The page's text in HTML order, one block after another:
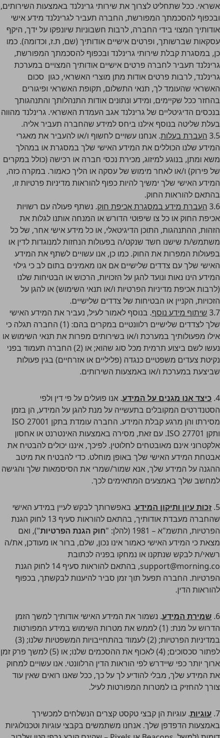
אשראי. ככל שתחליט לצרוך את שירותי גרינלנד באמצעות השירותים,
ובכפוף להסכמתך המפורשת, החברה תעביר לגרינלנד מידע אישי
אודותיך המצוי בידי החברה, לרבות חשבוניות שיונפקו על ידך, היקף
עסקאות שברשותך, ופרטים אישיים אודותיך (שם, ת.ז, וכדומה). כמו
כן, במסגרת קבלת שירותי גרינלנד ובכפוף להסכמתך המפורשת,
גרינלנד תעביר לחברה פרטים אישיים אודותיך המצויים במערכת
גרינלנד, לרבות פרטים אודות מתן מוצרי האשראי, כגון סכום
האשראי שהעומד לך, תנאי התשלום, תקופת האשראי ופיגורים
בהחזר ככל שקיימים, ומידע ונתונים אודות התנהלותך והתנהגותך
בנכסים הדיגיטליים של גרינלנד אגב העמדת האשראי. גרינלנד מהווה
בעלת שליטה בנוסף אילנו ביחס למידע שהחברה תעביר אליה.
3.5 העברת בעלות. אנחנו עשויים לחשוף ו/או להעביר את מאגרי
המידע שלנו הכוללים את המידע האישי שלך במסגרת או במהלך
משא ומתן, בנוגע למיזוג, מכירת נכסי חברה או רכישה (כולל במקרים
של פירוק) ו/או לאחר מימוש של עסקה או הליך כאמור. במקרה כזה,
המידע האישי שלך ימשיך להיות כפוף להוראות מדיניות פרטיות זו,
בהתאם להוראות החוק.
3.6 העברת מידע במסגרת אכיפת חוק. נשתף פעולה עם רשויות
אכיפת החוק או כל צו שיפוטי הדורש או המנחה אותנו לגלות את
הזהות, ההתנהגות, התוכן הדיגיטאלי, או כל מידע אישי אחר, של כל
משתמש/ת שישנו חשד שנקט/ה בפעולות הנחזות למנוגדות לדין או
בפעולות המפרות את החוק. כמו כן, אנו עשויים לשתף את המידע
האישי שלך עם צדדים שלישיים אם אנו מאמינים בתום לב כי גילוי
המידע הינו נאות ונועד להגן על הזכויות, הרכוש או הבטיחות שלנו
(לרבות אכיפת מדיניות הפרטיות ו/או תנאי השימוש) או להגן על
הזכויות, הקניין או הבטיחות של צדדים שלישיים.
3.7 שיתוף מידע נוסף. בנוסף לאמור לעיל, נעביר את המידע האישי
שלך לצדדים שלישיים רלוונטיים במקרים בהם: (1) החברה תגלה כי
אילו מפעולותיך במערכת ו/או בשירותים מפרות את תנאי השימוש או
נעשו לשם ביצוע תרמית מכל סוג שהוא; או (2) החברה תעמוד בפני
נקיטת צעדים משפטיים כנגדה (פליליים או אזרחיים) בגין פעולות
שביצעת במערכת ו/או באמצעות השירותים.
4. כיצד אנו מגנים על המידע. אנו פועלים על פי דין ולפי
הסטנדרטים המקובלים בתעשייה על מנת להגן על המידע, הן בזמן
מסירתו והן מרגע קבלת המידע. החברה עומדת בתקן ISO 27001
ותקן ISO 27701. עם זאת, מסירה באמצעות האינטרנט או אחסון
אלקטרוני אינם מאובטחים לחלוטין. לפיכך, איננו יכולים להבטיח את
אבטחת המידע האישי שלך באופן מוחלט. כדי להבטיח את מיטב
ההגנה על המידע שלך, אנא שמור/שמרי את הסיסמאות שלך והגישה
למחשב שלך באמצעים המתאימים לכך.
5. זכות עיון ותיקון המידע. באפשרותך לבקש לעיין במידע האישי
שהחברה מעבדת אודותיך, בהתאם להוראות סעיף 13 לחוק הגנת
הפרטיות, התשמ"א – 1981 (להלן: "
חוק הגנת הפרטיות"), ואם
מצאת כי המידע האישי כאמור אינו נכון, שלם, ברור או מעודכן, את/ה
רשאי/ת לבקש שנתקנו או נמחקו בפניה לכתובת
support@morning.co
, בהתאם להוראות סעיף 14 לחוק הגנת
הפרטיות. החברה תפעל תוך זמן סביר להיענות לבקשתך, בכפוף
להוראות הדין.
6. שמירת המידע. נשמור את המידע האישי אודותיך למשך הזמן
הדרוש על מנת: (1) לממש את מטרות השימוש במידע המפורטות
במדיניות הפרטיות; (2) לעמוד בהתחייבויות המשפטיות שלנו; (3)
לפתור סכסוכים; (4) לאכוף את ההסכמים שלנו; או (5) למשך פרק זמן
ארוך יותר כפי שיידרש לפי הוראות הדין הרלוונטי. אנו עשויים למחוק
את המידע שלך, מבלי להודיע לך על כך, ככל שאנו רואים שאין עוד
צורך להחזיק בו למטרות המפורטות לעיל.
7. עוגיות. עוגיות הן קבצי טקסט קצרים הנשלחים למכשירך
באמצעות הדפדפן שלך. אנחנו משתמשים בקבצי עוגיות וטכנולוגיות